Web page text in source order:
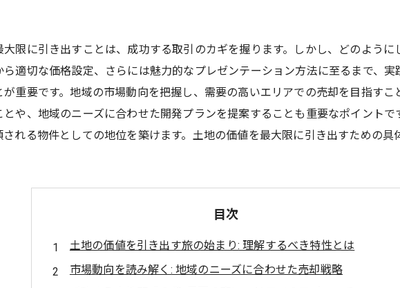
限に引き出すことは、成功する取引のカギを握ります。しかし、どのよう
適切な価格設定、さらには魅力的なプレゼンテーション方法に至るまで、
重要です。地域の市場動向を把握し、需要の高いエリアでの売却を目指す
や、地域のニーズに合わせた開発プランを提案することも重要なポイント
れる物件としての地位を築けます。土地の価値を最大限に引き出すための具
目次
土地の価値を引き出す旅の始まり: 理解するべき特性とは
市場動向を読み解く: 地域のニーズに合わせた売却戦略